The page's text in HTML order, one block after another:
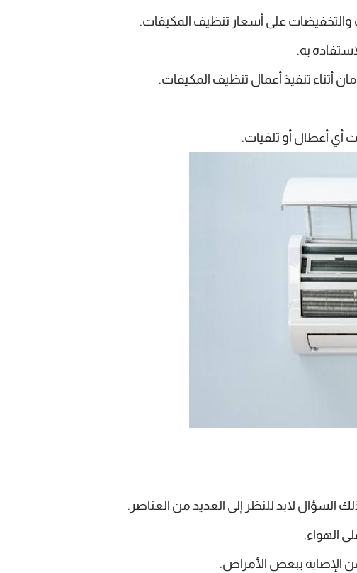
والتخفيضات على أسعار تنظيف المكيفات.
به.
أثناء تنفيذ أعمال تنظيف المكيفات.
أعطال أو تلفيات.
السؤال لابد للنظر إلى العديد من العناصر.
الهواء.
الإصابة ببعض الأمراض.